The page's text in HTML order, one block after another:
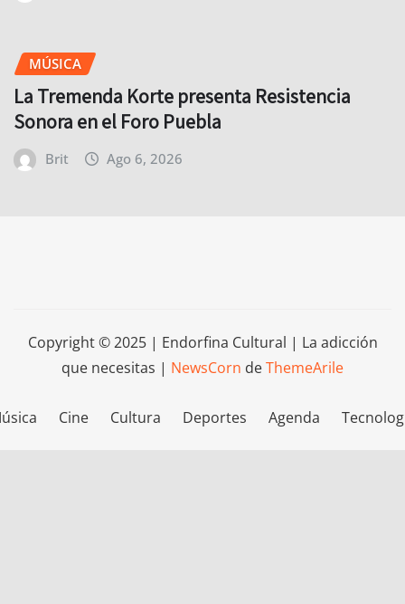
MÚSICA
La Tremenda Korte presenta Resistencia
Sonora en el Foro Puebla
Brit Ago 6, 2026
Copyright © 2025 | Endorfina Cultural | La adicción
que necesitas | NewsCorn deThemeArile
Cine Cultura Deportes Agenda